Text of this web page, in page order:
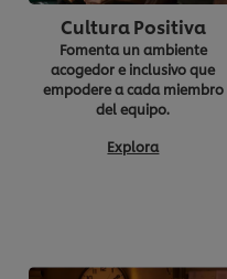
Cultura Positiva
Fomenta un ambiente
acogedor e inclusivo que
empodere a cada miembro
del equipo.
Explora